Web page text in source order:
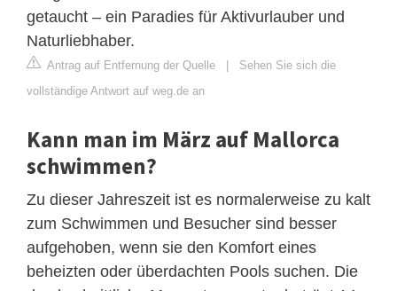
getaucht – ein Paradies für Aktivurlauber und
Naturliebhaber.
Antrag auf Entfernung der Quelle | Sehen Sie sich die
vollständige Antwort auf weg.de an
Kann man im März auf Mallorca
schwimmen?
Zu dieser Jahreszeit ist es normalerweise zu kalt
zum Schwimmen und Besucher sind besser
aufgehoben, wenn sie den Komfort eines
beheizten oder überdachten Pools suchen. Die